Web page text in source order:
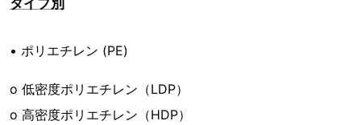
タイプ別
• ポリエチレン (PE)
o 低密度ポリエチレン（LDP）
o 高密度ポリエチレン（HDP）